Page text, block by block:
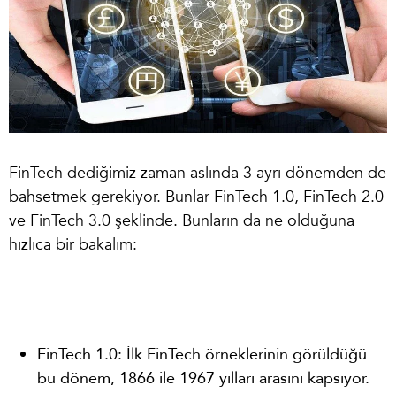
FinTech dediğimiz zaman aslında 3 ayrı dönemden de
bahsetmek gerekiyor. Bunlar FinTech 1.0, FinTech 2.0
ve FinTech 3.0 şeklinde. Bunların da ne olduğuna
hızlıca bir bakalım:
FinTech 1.0: İlk FinTech örneklerinin görüldüğü
bu dönem, 1866 ile 1967 yılları arasını kapsıyor.